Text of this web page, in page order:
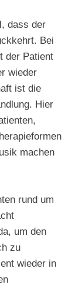
dass der
Bei
der Patient
wieder
ist die
Hier
machen
rund um
um den
zu
wieder in